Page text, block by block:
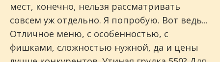
мест, конечно, нельзя рассматривать
совсем уж отдельно. Я попробую. Вот ведь...
Отличное меню, с особенностью, с
фишками, сложностью нужной, да и цены